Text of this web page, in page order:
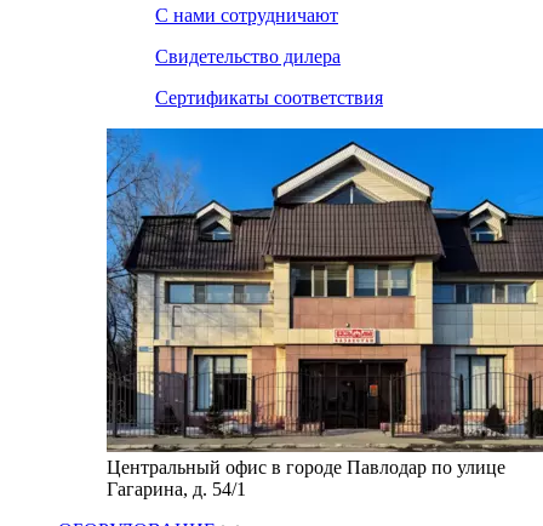
С нами сотрудничают
Свидетельство дилера
Сертификаты соответствия
Центральный офис в городе Павлодар по улице
Гагарина, д. 54/1